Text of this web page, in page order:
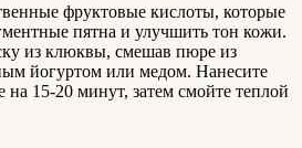
фруктовые кислоты, которые
пятна и улучшить тон кожи.
из клюквы, смешав пюре из
йогуртом или медом. Нанесите
на 15-20 минут, затем смойте теплой